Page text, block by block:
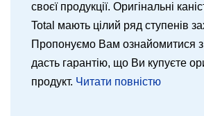
своєї продукції. Оригінальні
Total мають цілий ряд ступенів
Пропонуємо Вам ознайомитися
дасть гарантію, що Ви купуєте
продукт. Читати повністю